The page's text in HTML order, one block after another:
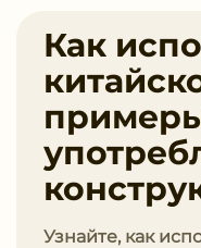
Как
Узнайте, как